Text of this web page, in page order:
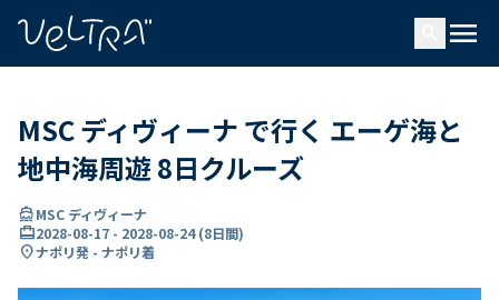
menu
MSC ディヴィーナ で行く エーゲ海と
地中海周遊 8日クルーズ
directions_boatMSC ディヴィーナ
card_travel2028-08-17 - 2028-08-24(8日間)
location_onナポリ発 - ナポリ着